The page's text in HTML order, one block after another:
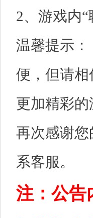
2、游戏内“
温馨提示
便，但请
更加精彩
再次感谢
系客服。
注：公告